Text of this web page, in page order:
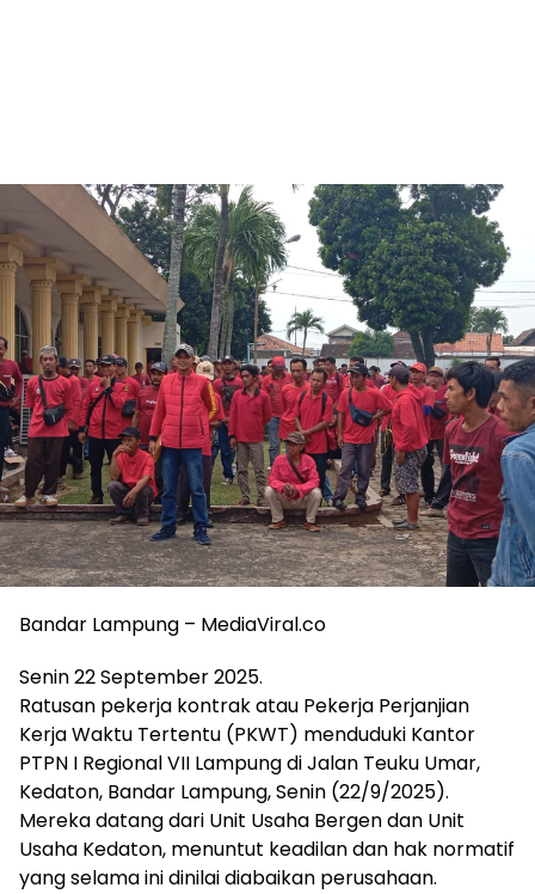
Bandar Lampung – MediaViral.co
Senin 22 September 2025.
Ratusan pekerja kontrak atau Pekerja Perjanjian
Kerja Waktu Tertentu (PKWT) menduduki Kantor
PTPN I Regional VII Lampung di Jalan Teuku Umar,
Kedaton, Bandar Lampung, Senin (22/9/2025).
Mereka datang dari Unit Usaha Bergen dan Unit
Usaha Kedaton, menuntut keadilan dan hak normatif
yang selama ini dinilai diabaikan perusahaan.